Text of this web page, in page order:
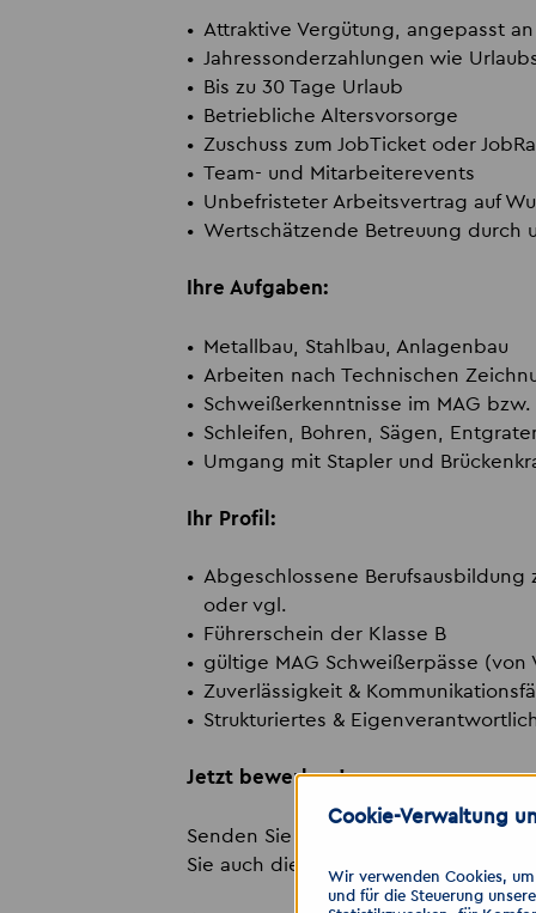
Attraktive Vergütung, angepasst
Jahressonderzahlungen wie
Bis zu 30 Tage Urlaub
Betriebliche Altersvorsorge
Zuschuss zum JobTicket oder
Team- und Mitarbeiterevents
Unbefristeter Arbeitsvertrag auf
Wertschätzende Betreuung durch
Ihre Aufgaben:
Metallbau, Stahlbau, Anlagenbau
Arbeiten nach Technischen
Schweißerkenntnisse im MAG bzw.
Schleifen, Bohren, Sägen,
Umgang mit Stapler und
Ihr Profil:
Abgeschlossene
oder vgl.
Führerschein der Klasse B
gültige MAG Schweißerpässe (von
Zuverlässigkeit &
Strukturiertes &
Jetzt bewerben!
Senden Sie uns Ihre Bewerbung
Sie auch die Möglichkeit der
Cookie-Verwaltung
Wir verwenden Cookies,
und für die Steuerung